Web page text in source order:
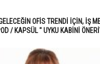
OFİS TRENDİ İÇİN, İŞ
/ KAPSÜL " UYKU KABİNİ